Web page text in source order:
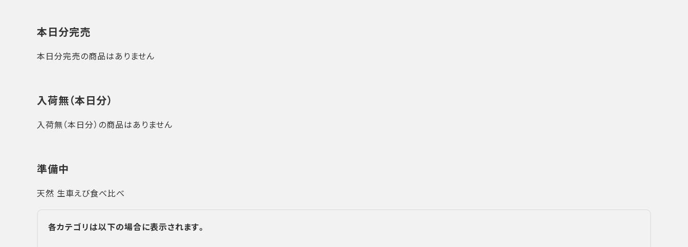
本日分完売
本日分完売の商品はありません
入荷無（本日分）
入荷無（本日分）の商品はありません
準備中
天然 生車えび食べ比べ
各カテゴリは以下の場合に表示されます。